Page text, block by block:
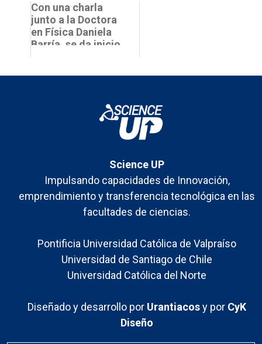
reúnen para
definir estrategias
de...
Con una charla
junto a la Doctora
en Física Daniela
Barría, se da inicio
Science UP
Impulsando capacidades de Innovación,
emprendimiento y transferencia tecnológica en las
facultades de ciencias.
Pontificia Universidad Católica de Valpraíso
Universidad de Santiago de Chile
Universidad Católica del Norte
Diseñado y desarrollo por Urantiacosy por CyK
Diseño